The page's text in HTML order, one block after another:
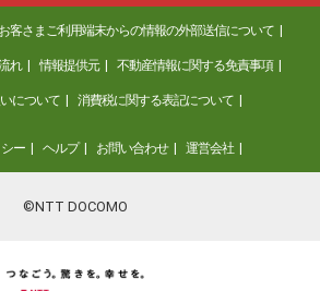
千葉県習志野市東習志野２丁目
積 86.5m²
4LDK
志野２丁目
3,888万円
千葉県習志野市東習志野２丁目
86.56m²
３丁目
お客さまご利用端末からの情報の外部送信について
れ 情報提供元 不動産情報に関する免責事項
について 消費税に関する表記について
ー ヘルプ お問い合わせ 運営会社
©NTT DOCOMO